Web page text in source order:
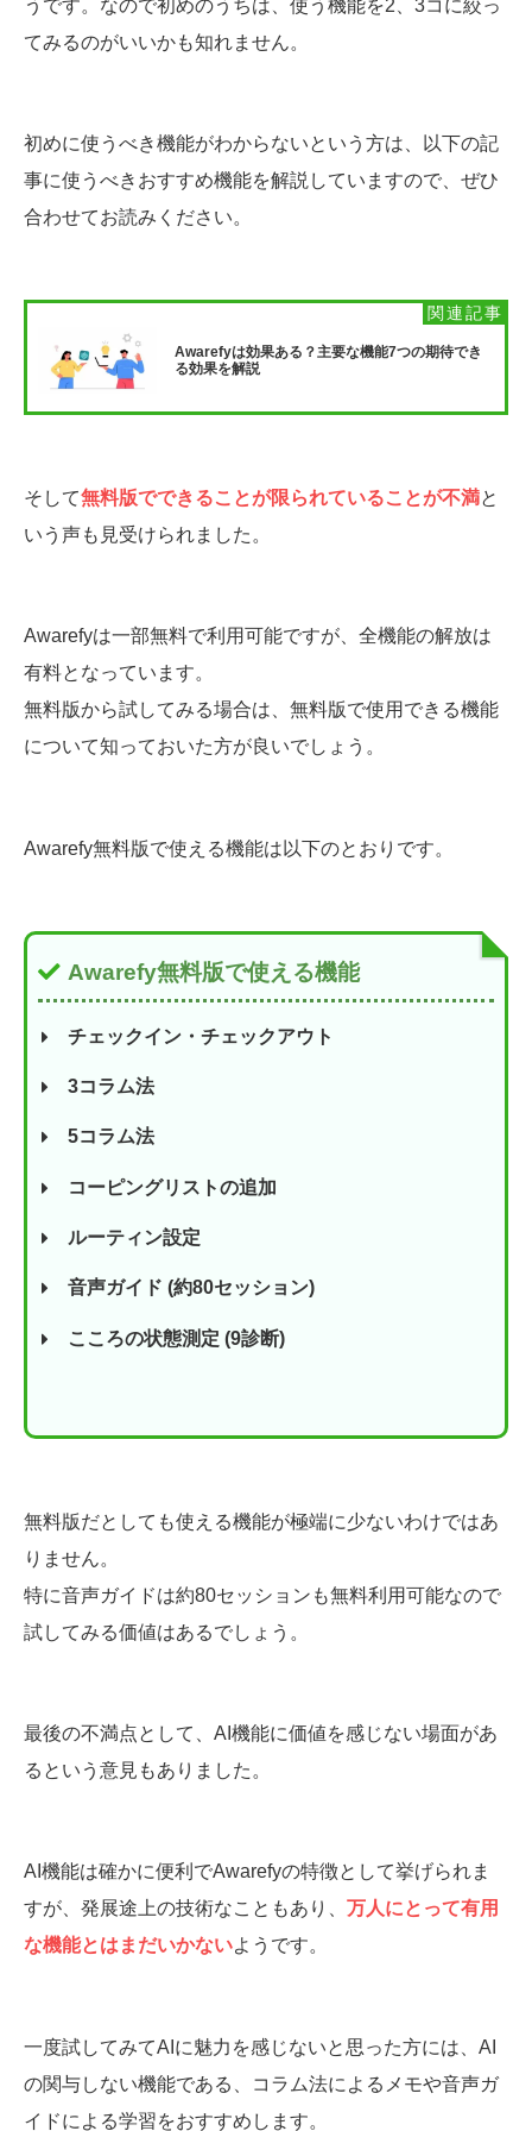
うです。なので初めのうちは、使う機能を2、3コに絞っ
てみるのがいいかも知れません。
初めに使うべき機能がわからないという方は、以下の記
事に使うべきおすすめ機能を解説していますので、ぜひ
合わせてお読みください。
Awarefyは効果ある？主要な機能7つの期待でき
る効果を解説
そして無料版でできることが限られていることが不満と
いう声も見受けられました。
Awarefyは一部無料で利用可能ですが、全機能の解放は
有料となっています。
無料版から試してみる場合は、無料版で使用できる機能
について知っておいた方が良いでしょう。
Awarefy無料版で使える機能は以下のとおりです。
Awarefy無料版で使える機能
チェックイン・チェックアウト
3コラム法
5コラム法
コーピングリストの追加
ルーティン設定
音声ガイド (約80セッション)
こころの状態測定 (9診断)
無料版だとしても使える機能が極端に少ないわけではあ
りません。
特に音声ガイドは約80セッションも無料利用可能なので
試してみる価値はあるでしょう。
最後の不満点として、AI機能に価値を感じない場面があ
るという意見もありました。
AI機能は確かに便利でAwarefyの特徴として挙げられま
すが、発展途上の技術なこともあり、
万人にとって有用
な機能とはまだいかないようです。
一度試してみてAIに魅力を感じないと思った方には、AI
の関与しない機能である、コラム法によるメモや音声ガ
イドによる学習をおすすめします。